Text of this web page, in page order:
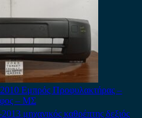
Εμπρός Προφυλακτήρας –
– ΜΣ